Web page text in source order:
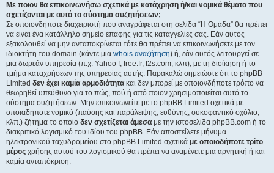
Με ποιον θα επικοινωνήσω σχετικά με κατάχρηση ή/και νομικά θέματα που
σχετίζονται με αυτό το σύστημα συζητήσεων;
Σε οποιονδήποτε διαχειριστή που αναγράφεται στη σελίδα “Η Ομάδα” θα πρέπει
να είναι ένα κατάλληλο σημείο επαφής για τις καταγγελίες σας. Εάν αυτός
εξακολουθεί να μην ανταποκρίνεται τότε θα πρέπει να επικοινωνήσετε με τον
ιδιοκτήτη του domain (κάντε μια whois αναζήτηση) ή, εάν αυτός λειτουργεί σε
μια δωρεάν υπηρεσία (π.χ. Yahoo !, free.fr, f2s.com, κλπ), με τη διοίκηση ή το
τμήμα καταχρήσεων της υπηρεσίας αυτής. Παρακαλώ σημειώστε ότι το phpBB
Limited δεν έχει καμία αρμοδιότητα και δεν μπορεί με οποιονδήποτε τρόπο να
θεωρηθεί υπεύθυνο για το πώς, πού ή από ποιον χρησιμοποιείται αυτό το
σύστημα συζητήσεων. Μην επικοινωνείτε με το phpBB Limited σχετικά με
οποιαδήποτε νομικό (παύσης και παράλειψης, ευθύνης, συκοφαντικό σχόλιο,
κλπ.) ζήτημα το οποίο δεν σχετίζεται άμεσα με την ιστοσελίδα phpBB.com ή το
διακριτικό λογισμικό του ιδίου του phpBB. Εάν αποστείλετε μήνυμα
ηλεκτρονικού ταχυδρομείου στο phpBB Limited σχετικά με οποιοδήποτε τρίτο
μέρος χρήσης αυτού του λογισμικού θα πρέπει να αναμένετε μια αρνητική ή και
καμία ανταπόκριση.